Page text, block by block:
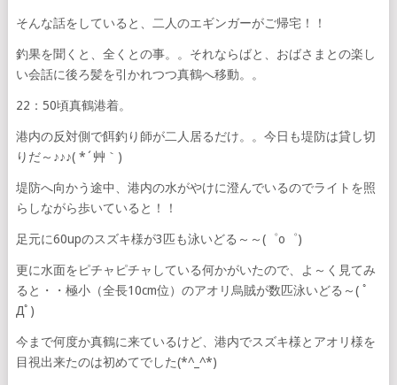
そんな話をしていると、二人のエギンガーがご帰宅！！
釣果を聞くと、全くとの事。。それならばと、おばさまとの楽し
い会話に後ろ髪を引かれつつ真鶴へ移動。。
22：50頃真鶴港着。
港内の反対側で餌釣り師が二人居るだけ。。今日も堤防は貸し切
りだ～♪♪♪( *´艸｀)
堤防へ向かう途中、港内の水がやけに澄んでいるのでライトを照
らしながら歩いていると！！
足元に60upのスズキ様が3匹も泳いどる～～(゜o゜)
更に水面をピチャピチャしている何かがいたので、よ～く見てみ
ると・・極小（全長10cm位）のアオリ烏賊が数匹泳いどる～( ﾟ
Дﾟ)
今まで何度か真鶴に来ているけど、港内でスズキ様とアオリ様を
目視出来たのは初めてでした(*^_^*)